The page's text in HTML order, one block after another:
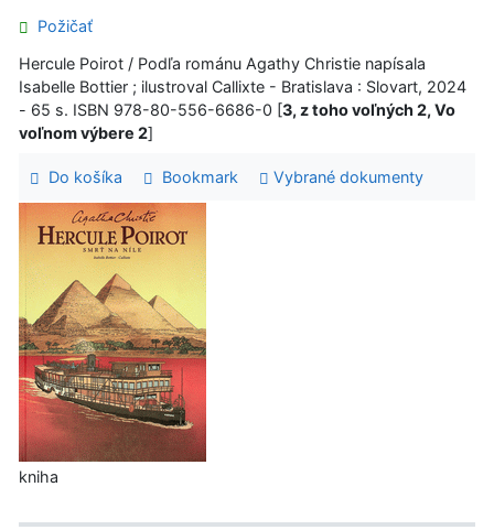
Požičať
Hercule Poirot / Podľa románu Agathy Christie napísala
Isabelle Bottier ; ilustroval Callixte - Bratislava : Slovart, 2024
- 65 s. ISBN 978-80-556-6686-0 [3, z toho voľných 2, Vo
voľnom výbere 2]
Do košíka Bookmark Vybrané dokumenty
kniha